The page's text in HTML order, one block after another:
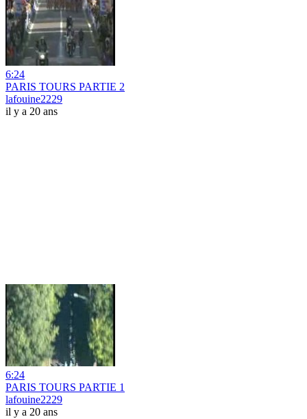
6:24
PARIS TOURS PARTIE 2
lafouine2229
il y a 20 ans
6:24
PARIS TOURS PARTIE 1
lafouine2229
il y a 20 ans